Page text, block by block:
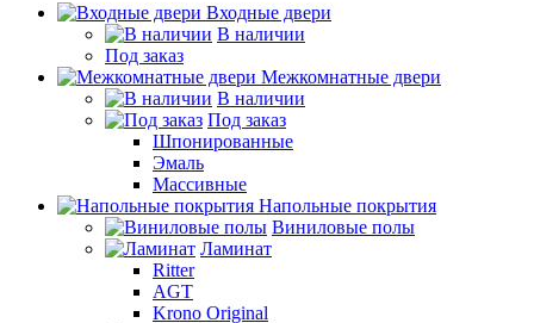
Входные двери
В наличии
Под заказ
Межкомнатные двери
В наличии
Под заказ
Шпонированные
Эмаль
Массивные
Напольные покрытия
Виниловые полы
Ламинат
Ritter
AGT
Krono Original